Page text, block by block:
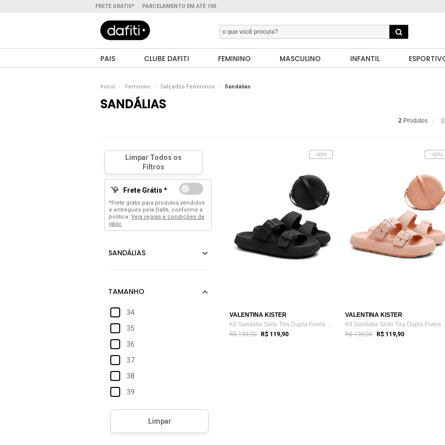
FRETE GRÁTIS* PARCELAMENTO EM ATÉ 10X
PAIS CLUBE DAFITI FEMININO MASCULINO INFANTIL
Início Feminino Calçados Femininos Sandálias
SANDÁLIAS
2 Produtos
Frete Grátis *
*Frete grátis para produtos vendidos
e entregues pela Dafiti, conforme a
política: Veja regras e condições de
valor.
34
35
36
37
38
39
40/41
-40%
VALENTINA KISTER
Kit Sandália Slide Tira Dupla Fivela + B...
R$ 199,90 R$ 119,90
-40%
VALENTINA KISTER
Kit
R$ 199,90 R$ 119,90